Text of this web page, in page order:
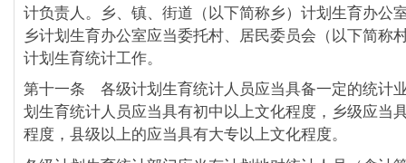
计负责人。乡、镇、街道（以下简称乡）计划生育办公
乡计划生育办公室应当委托村、居民委员会（以下简称
计划生育统计工作。
第十一条 各级计划生育统计人员应当具备一定的统计
划生育统计人员应当具有初中以上文化程度，乡级应当
程度，县级以上的应当具有大专以上文化程度。